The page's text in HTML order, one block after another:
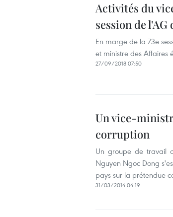
Activités du
session de l'AG
En marge de la 73e
et ministre des Affaires
27/09/2018 07:50
Un vice-
corruption
Un groupe de travail
Nguyen Ngoc Dong
pays sur la prétendue
31/03/2014 04:19